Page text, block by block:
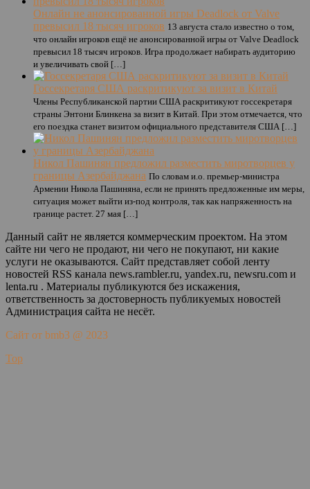
Онлайн не анонсированной игры Deadlock от Valve
превысил 18 тысяч игроков 13 августа стало известно о том,
что онлайн игроков ещё не анонсированной игры от Valve Deadlock
превысил 18 тысяч игроков. Игра продолжает набирать аудиторию
и увеличивать свой […]
Госсекретаря США раскритикуют за визит в Китай
Члены Республиканской партии США раскритикуют госсекретаря
страны Энтони Блинкена за визит в Китай. При этом отмечается, что
его поездка станет визитом официального представителя США […]
Никол Пашинян предложил разместить миротворцев у
границы Азербайджана По словам и.о. премьер-министра
Армении Никола Пашиняна, если не принять предложенные им меры,
ситуация может выйти из-под контроля, так как напряженность на
границе растет. 27 мая […]
Данный сайт не является коммерческим проектом. На этом
сайте ни чего не продают, ни чего не покупают, ни какие
услуги не оказываются. Сайт представляет собой ленту
новостей RSS канала news.rambler.ru, yandex.ru, newsru.com и
lenta.ru . Материалы публикуются без искажения,
ответственность за достоверность публикуемых новостей
Администрация сайта не несёт.
Сайт от bmb3 @ 2023
Top